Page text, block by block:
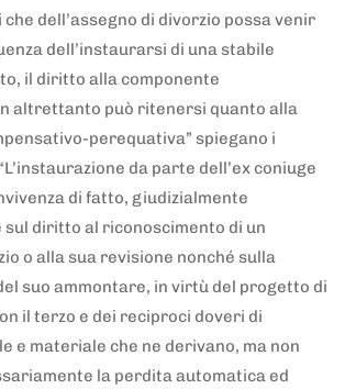
dell’assegno di divorzio possa venir
dell’instaurarsi di una stabile
il diritto alla componente
altrettanto può ritenersi quanto alla
perequativa” spiegano i
da parte dell’ex coniuge
di fatto, giudizialmente
diritto al riconoscimento di un
o alla sua revisione nonché sulla
suo ammontare, in virtù del progetto di
il terzo e dei reciproci doveri di
e materiale che ne derivano, ma non
la perdita automatica ed